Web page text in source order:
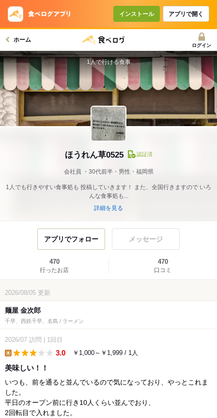
インストール アプリで開く
ホーム
ログイン
ほうれん草0525 認証済
会社員 30代前半・男性・福岡県
1人でも行きやすい食事処も 投稿していきます！ また、全国行きますので いろ
んな食事処も...
詳細を見る
1人で行ける食事
アプリでフォロー メッセージ
470
行ったお店
470
口コミ
2026/08/05 更新
麺屋 金次郎
千早、西鉄千早、名島 / ラーメン
2026/07 訪問 1回目
3.0 ￥1,000～￥1,999 / 1人
美味しい！！
いつも、前を通ると並んでいるので気になっており、やっとこれま
した。
平日のオープン前に行き10人くらい並んでおり、
2回転目で入れました。